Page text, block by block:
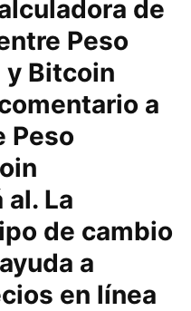
de
Peso
y Bitcoin
a
Peso
La
de cambio
a
en línea